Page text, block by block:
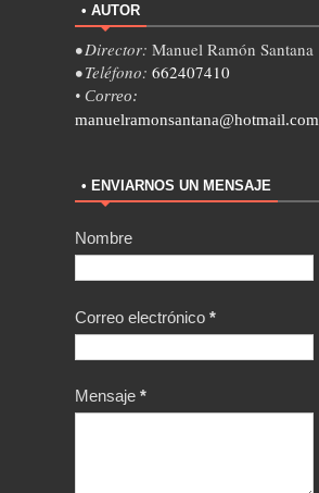
• AUTOR
• Director: Manuel Ramón Santana
• Teléfono: 662407410
• Correo:
manuelramonsantana@hotmail.com
• ENVIARNOS UN MENSAJE
Nombre
Correo electrónico *
Mensaje *